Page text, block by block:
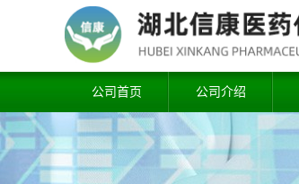
公司首页 公司介绍